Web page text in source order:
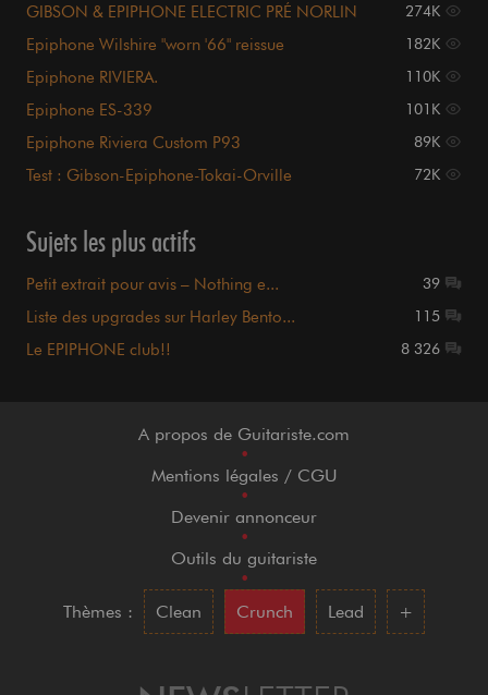
GIBSON & EPIPHONE ELECTRIC PRÉ NORLIN 274K
Epiphone Wilshire "worn '66" reissue 182K
Epiphone RIVIERA. 110K
Epiphone ES-339 101K
Epiphone Riviera Custom P93 89K
Test : Gibson-Epiphone-Tokai-Orville 72K
Sujets les plus actifs
Petit extrait pour avis – Nothing e... 39
Liste des upgrades sur Harley Bento... 115
Le EPIPHONE club!! 8 326
A propos de Guitariste.com
•
Mentions légales / CGU
•
Devenir annonceur
•
Outils du guitariste
•
Thèmes :
Clean Crunch Lead +